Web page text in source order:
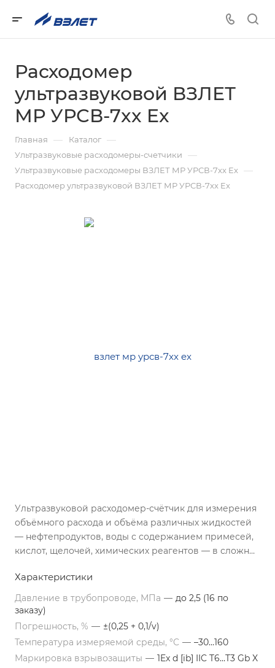
Расходомер
ультразвуковой ВЗЛЕТ
МР УРСВ-7xx Ex
Главная — Каталог —
Ультразвуковые расходомеры-счетчики —
Ультразвуковые расходомеры ВЗЛЕТ МР УРСВ-7xx Ex —
Расходомер ультразвуковой ВЗЛЕТ МР УРСВ-7xx Ex
Ультразвуковой расходомер-счётчик для измерения
объёмного расхода и объёма различных жидкостей
— нефтепродуктов, воды с содержанием примесей,
кислот, щелочей, химических реагентов — в сложных
Характеристики
Давление в трубопроводе, МПа — до 2,5 (16 по
заказу)
Погрешность, % — ±(0,25 + 0,1/v)
Температура измеряемой среды, °C — –30…160
Маркировка взрывозащиты — 1Ex d [ib] IIC T6…T3 Gb X